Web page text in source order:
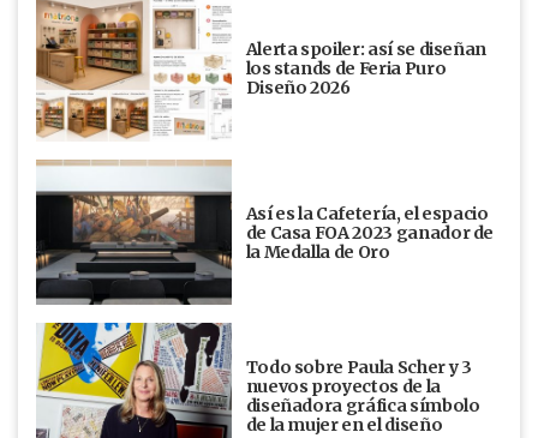
Alerta spoiler: así se diseñan
los stands de Feria Puro
Diseño 2026
Así es la Cafetería, el espacio
de Casa FOA 2023 ganador de
la Medalla de Oro
Todo sobre Paula Scher y 3
nuevos proyectos de la
diseñadora gráfica símbolo
de la mujer en el diseño